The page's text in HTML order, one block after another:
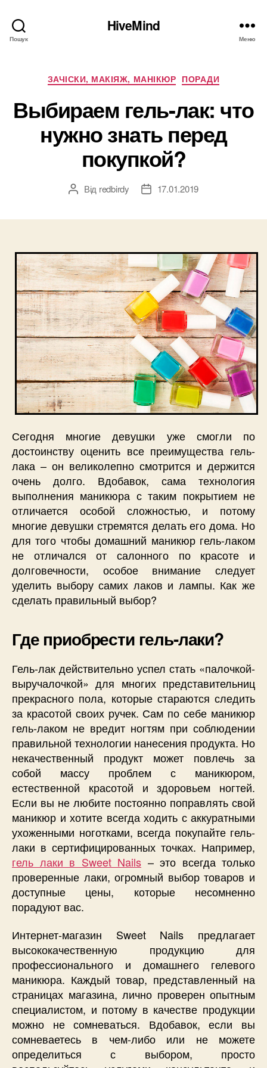
Пошук
HiveMind
Меню
Категорії
ЗАЧІСКИ, МАКІЯЖ, МАНІКЮР ПОРАДИ
Выбираем гель-лак: что
нужно знать перед
покупкой?
Автор
Від redbirdy
Дата17.01.2019
Сегодня многие девушки уже смогли по
достоинству оценить все преимущества гель-
лака – он великолепно смотрится и держится
очень долго. Вдобавок, сама технология
выполнения маникюра с таким покрытием не
отличается особой сложностью, и потому
многие девушки стремятся делать его дома. Но
для того чтобы домашний маникюр гель-лаком
не отличался от салонного по красоте и
долговечности, особое внимание следует
уделить выбору самих лаков и лампы. Как же
сделать правильный выбор?
Где приобрести гель-лаки?
Гель-лак действительно успел стать «палочкой-
выручалочкой» для многих представительниц
прекрасного пола, которые стараются следить
за красотой своих ручек. Сам по себе маникюр
гель-лаком не вредит ногтям при соблюдении
правильной технологии нанесения продукта. Но
некачественный продукт может повлечь за
собой массу проблем с маникюром,
естественной красотой и здоровьем ногтей.
Если вы не любите постоянно поправлять свой
маникюр и хотите всегда ходить с аккуратными
ухоженными ноготками, всегда покупайте гель-
лаки в сертифицированных точках. Например,
гель лаки в Sweet Nails – это всегда только
проверенные лаки, огромный выбор товаров и
доступные цены, которые несомненно
порадуют вас.
Интернет-магазин Sweet Nails предлагает
высококачественную продукцию для
профессионального и домашнего гелевого
маникюра. Каждый товар, представленный на
страницах магазина, лично проверен опытным
специалистом, и потому в качестве продукции
можно не сомневаться. Вдобавок, если вы
сомневаетесь в чем-либо или не можете
определиться с выбором, просто